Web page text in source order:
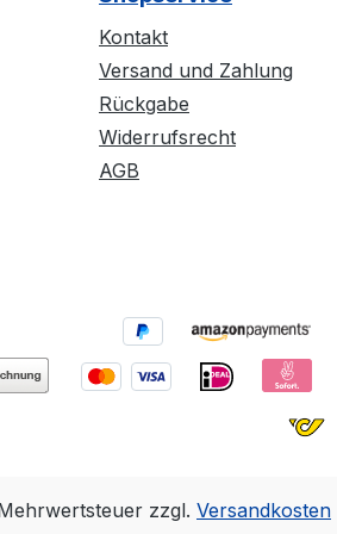
auflegen,
mit dem
Montage der
Kontakt
Versand und Zahlung
Rückgabe
Widerrufsrecht
AGB
zzgl. Versandkosten